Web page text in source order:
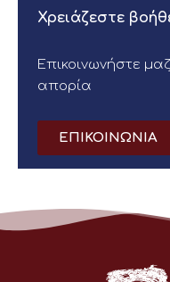
Χρειάζεστε
Επικοινωνήστε
απορία
ΕΠΙΚΟΙΝΩΝΙΑ